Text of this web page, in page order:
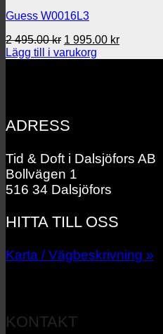
Guess W0016L3
2 495.00kr Det
ursprungliga
1 995.00 krDet
Lägg till i varukorg
ADRESS
Tid & Doft i Dalsjöfors AB
Bollvägen 1
516 34 Dalsjöfors
HITTA TILL OSS
Karta / Vägbeskrivning »
KONTAKT